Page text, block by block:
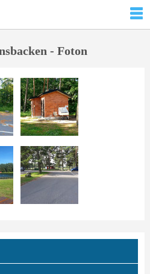
- Foton